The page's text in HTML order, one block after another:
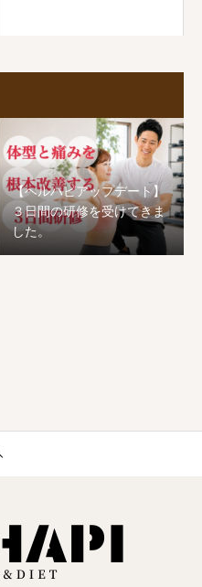
【ヘルハピアップデート】
３日間の研修を受けてきま
した。